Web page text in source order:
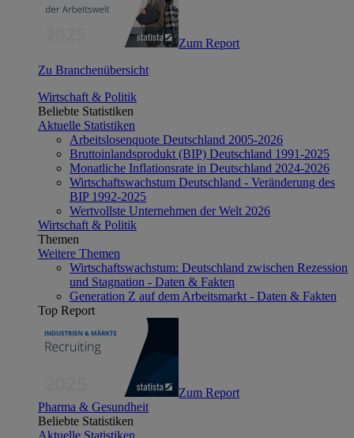
Zum Report
Zu Branchenübersicht
Wirtschaft & Politik
Beliebte Statistiken
Aktuelle Statistiken
Arbeitslosenquote Deutschland 2005-2026
Bruttoinlandsprodukt (BIP) Deutschland 1991-2025
Monatliche Inflationsrate in Deutschland 2024-2026
Wirtschaftswachstum Deutschland - Veränderung des
BIP 1992-2025
Wertvollste Unternehmen der Welt 2026
Wirtschaft & Politik
Themen
Weitere Themen
Wirtschaftswachstum: Deutschland zwischen Rezession
und Stagnation - Daten & Fakten
Generation Z auf dem Arbeitsmarkt - Daten & Fakten
Top Report
Zum Report
Pharma & Gesundheit
Beliebte Statistiken
Aktuelle Statistiken